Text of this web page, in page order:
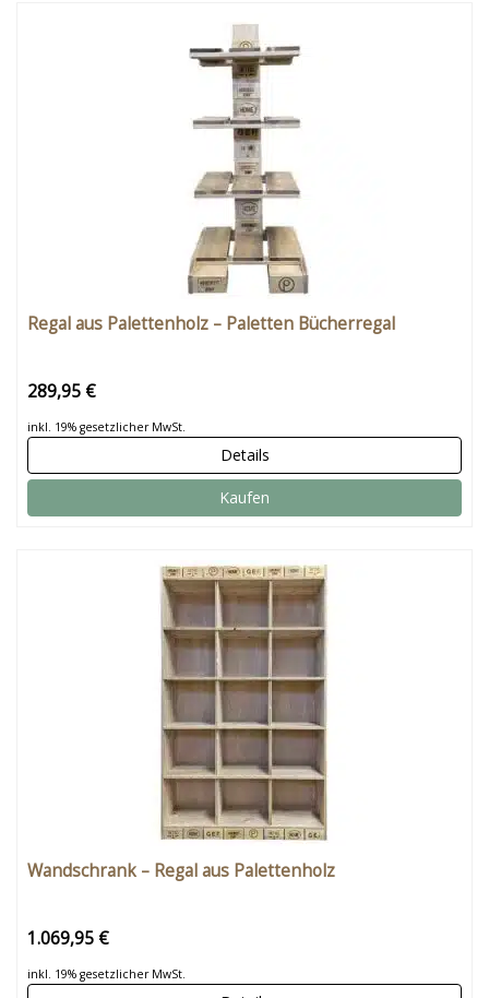
Regal aus Palettenholz – Paletten Bücherregal
289,95 €
inkl. 19% gesetzlicher MwSt.
Details
Kaufen
Wandschrank – Regal aus Palettenholz
1.069,95 €
inkl. 19% gesetzlicher MwSt.